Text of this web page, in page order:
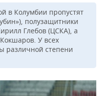
в Колумбии пропустят
полузащитники
Глебов (ЦСКА), а
У всех
различной степени